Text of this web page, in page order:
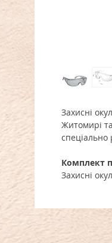
Захисні
Житомирі
спеціально
Комплект
Захисні